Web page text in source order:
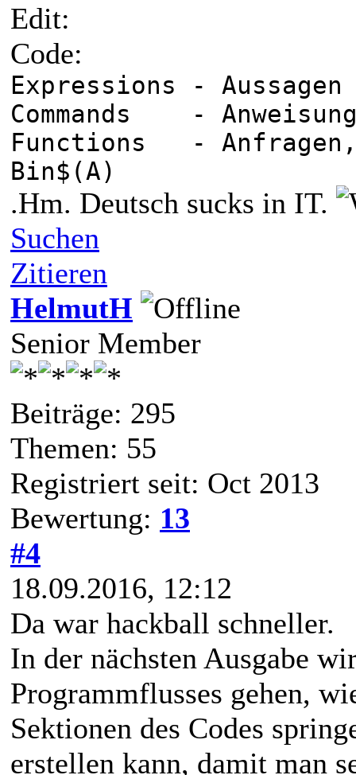
Edit:
Code:
Expressions -
Commands -
Functions - Anfragen,
Bin$(A)
.Hm. Deutsch sucks in IT.
Suchen
Zitieren
HelmutH
Senior Member
Beiträge: 295
Themen: 55
Registriert seit: Oct 2013
Bewertung: 13
#4
18.09.2016, 12:12
Da war hackball schneller.
In der nächsten Ausgabe
Programmflusses gehen,
Sektionen des Codes
erstellen kann, damit man